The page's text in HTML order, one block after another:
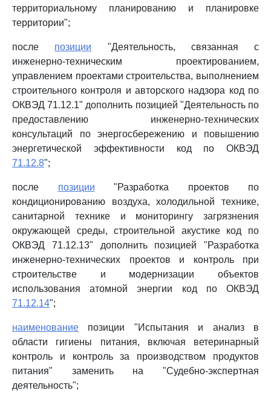
территориальному планированию и планировке
территории";
после позиции "Деятельность, связанная с
инженерно-техническим проектированием,
управлением проектами строительства, выполнением
строительного контроля и авторского надзора код по
ОКВЭД 71.12.1" дополнить позицией "Деятельность по
предоставлению инженерно-технических
консультаций по энергосбережению и повышению
энергетической эффективности код по ОКВЭД
71.12.8";
после позиции "Разработка проектов по
кондиционированию воздуха, холодильной технике,
санитарной технике и мониторингу загрязнения
окружающей среды, строительной акустике код по
ОКВЭД 71.12.13" дополнить позицией "Разработка
инженерно-технических проектов и контроль при
строительстве и модернизации объектов
использования атомной энергии код по ОКВЭД
71.12.14";
наименование позиции "Испытания и анализ в
области гигиены питания, включая ветеринарный
контроль и контроль за производством продуктов
питания" заменить на "Судебно-экспертная
деятельность";